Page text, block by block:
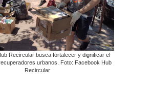
Recircular busca fortalecer y dignificar el
urbanos. Foto: Facebook Hub
Recircular